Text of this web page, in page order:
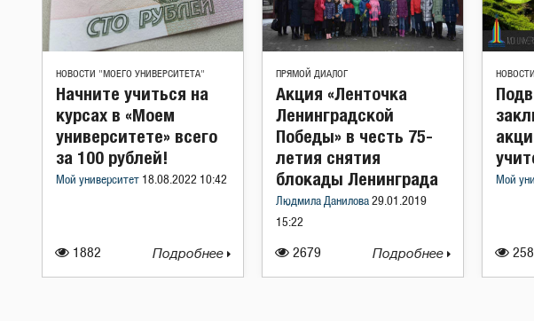
НОВОСТИ "МОЕГО УНИВЕРСИТЕТА"
1882
Начните учиться на
курсах в «Моем
университете» всего
за 100 рублей!
Мой университет 18.08.2022 10:42
Подробнее
ПРЯМОЙ ДИАЛОГ
2679
Акция «Ленточка
Ленинградской
Победы» в честь 75-
летия снятия
блокады Ленинграда
Людмила Данилова 29.01.2019
15:22
Подробнее
Мой